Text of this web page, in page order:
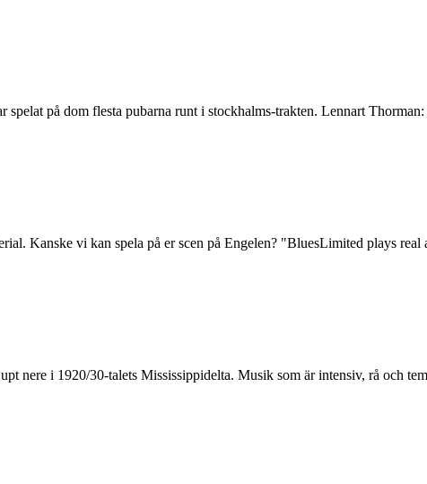
på dom flesta pubarna runt i stockhalms-trakten. Lennart
Kanske vi kan spela på er scen på Engelen? "BluesLimited plays real
nere i 1920/30-talets Mississippidelta. Musik som är intensiv, rå och